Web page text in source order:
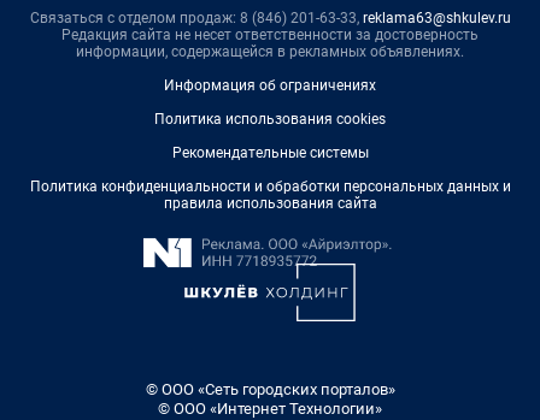
Связаться с отделом продаж: 8 (846) 201-63-33, reklama63@shkulev.ru
Редакция сайта не несет ответственности за достоверность
информации, содержащейся в рекламных объявлениях.
Информация об ограничениях
Политика использования cookies
Рекомендательные системы
Политика конфиденциальности и обработки персональных данных и
правила использования сайта
© ООО «Сеть городских порталов»
© ООО «Интернет Технологии»